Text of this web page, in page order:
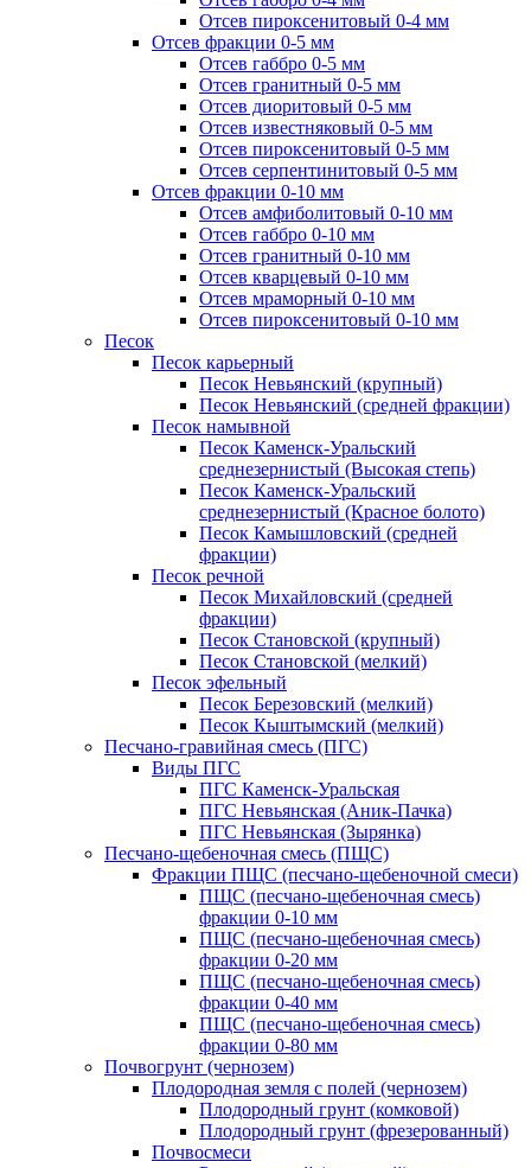
Отсев пироксенитовый 0-4 мм
Отсев фракции 0-5 мм
Отсев габбро 0-5 мм
Отсев гранитный 0-5 мм
Отсев диоритовый 0-5 мм
Отсев известняковый 0-5 мм
Отсев пироксенитовый 0-5 мм
Отсев серпентинитовый 0-5 мм
Отсев фракции 0-10 мм
Отсев амфиболитовый 0-10 мм
Отсев габбро 0-10 мм
Отсев гранитный 0-10 мм
Отсев кварцевый 0-10 мм
Отсев мраморный 0-10 мм
Отсев пироксенитовый 0-10 мм
Песок
Песок карьерный
Песок Невьянский (крупный)
Песок Невьянский (средней фракции)
Песок намывной
Песок Каменск-Уральский
среднезернистый (Высокая степь)
Песок Каменск-Уральский
среднезернистый (Красное болото)
Песок Камышловский (средней
фракции)
Песок речной
Песок Михайловский (средней
фракции)
Песок Становской (крупный)
Песок Становской (мелкий)
Песок эфельный
Песок Березовский (мелкий)
Песок Кыштымский (мелкий)
Песчано-гравийная смесь (ПГС)
Виды ПГС
ПГС Каменск-Уральская
ПГС Невьянская (Аник-Пачка)
ПГС Невьянская (Зырянка)
Песчано-щебеночная смесь (ПЩС)
Фракции ПЩС (песчано-щебеночной смеси)
ПЩС (песчано-щебеночная смесь)
фракции 0-10 мм
ПЩС (песчано-щебеночная смесь)
фракции 0-20 мм
ПЩС (песчано-щебеночная смесь)
фракции 0-40 мм
ПЩС (песчано-щебеночная смесь)
фракции 0-80 мм
Почвогрунт (чернозем)
Плодородная земля с полей (чернозем)
Плодородный грунт (комковой)
Плодородный грунт (фрезерованный)
Почвосмеси